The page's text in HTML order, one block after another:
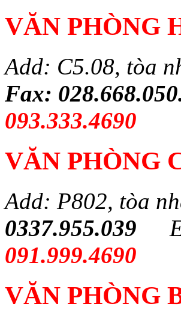
VĂN PHÒNG
Add: C5.08, tòa
Fax:
093.333.4690
VĂN PHÒNG
Add: P802, tòa
0337.955.039
091.999.4690
VĂN PHÒNG